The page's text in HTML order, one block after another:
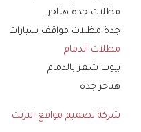
مظلات جدة هناجر
جدة مظلات مواقف سيارات
مظلات الدمام
بيوت شعر بالدمام
هناجر جده
شركة تصميم مواقع انترنت